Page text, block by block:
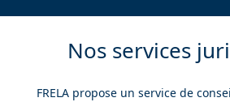
Nos services
FRELA propose un service de